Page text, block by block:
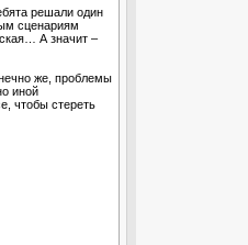
решали один
сценариям
А значит –
же, проблемы
иной
чтобы стереть